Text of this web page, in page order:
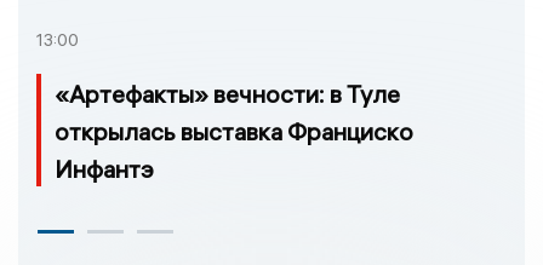
13:00
«Артефакты» вечности: в Туле
открылась выставка Франциско
Инфантэ